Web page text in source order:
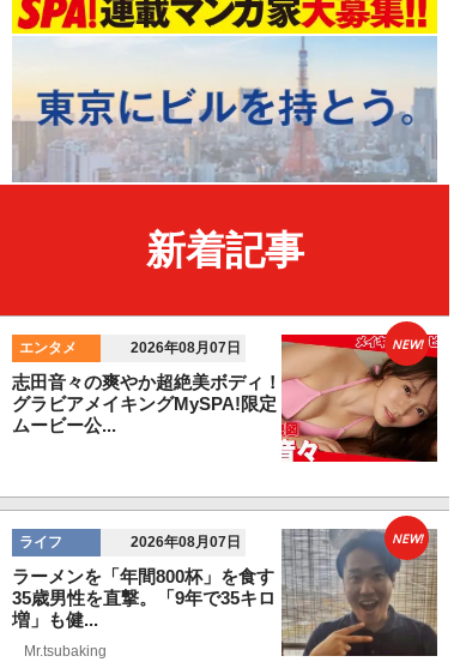
新着記事
エンタメ 2026年08月07日
志田音々の爽やか超絶美ボディ！
グラビアメイキングMySPA!限定
ムービー公...
NEW!
ライフ 2026年08月07日
ラーメンを「年間800杯」を食す
35歳男性を直撃。「9年で35キロ
増」も健...
Mr.tsubaking
NEW!